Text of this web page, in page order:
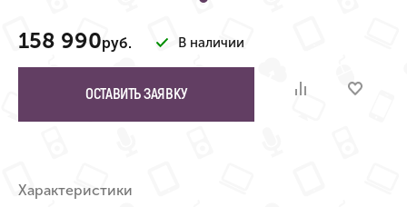
158 990руб. В наличии
ОСТАВИТЬ ЗАЯВКУ
Характеристики